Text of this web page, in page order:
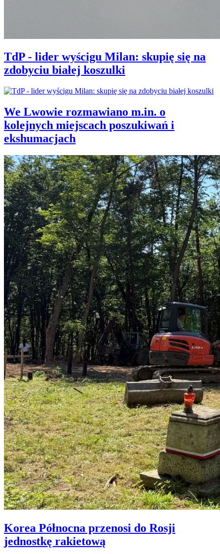
TdP - lider wyścigu Milan: skupię się na
zdobyciu białej koszulki
We Lwowie rozmawiano m.in. o
kolejnych miejscach poszukiwań i
ekshumacjach
Korea Północna przenosi do Rosji
jednostkę rakietową